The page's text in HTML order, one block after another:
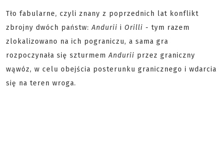
Tło fabularne, czyli znany z poprzednich lat konflikt
zbrojny dwóch państw:Andurii i Orilli - tym razem
zlokalizowano na ich pograniczu, a sama gra
rozpoczynała się szturmemAndurii przez graniczny
wąwóz, w celu obejścia posterunku granicznego i wdarcia
się na teren wroga.